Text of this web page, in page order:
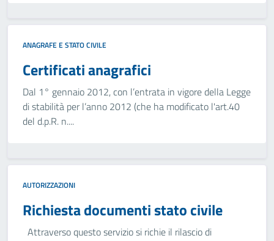
ANAGRAFE E STATO CIVILE
Certificati anagrafici
Dal 1° gennaio 2012, con l’entrata in vigore della Legge
di stabilità per l’anno 2012 (che ha modificato l'art.40
del d.p.R. n....
AUTORIZZAZIONI
Richiesta documenti stato civile
Attraverso questo servizio si richie il rilascio di